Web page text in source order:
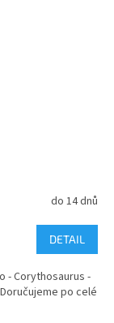
do 14 dnů
DETAIL
- Corythosaurus -
po celé